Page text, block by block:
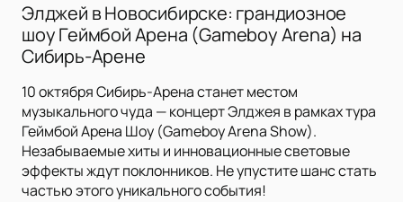
Элджей в Новосибирске: грандиозное
шоу Геймбой Арена (Gameboy Arena) на
Сибирь-Арене
10 октября Сибирь-Арена станет местом
музыкального чуда — концерт Элджея в рамках тура
Геймбой Арена Шоу (Gameboy Arena Show).
Незабываемые хиты и инновационные световые
эффекты ждут поклонников. Не упустите шанс стать
частью этого уникального события!